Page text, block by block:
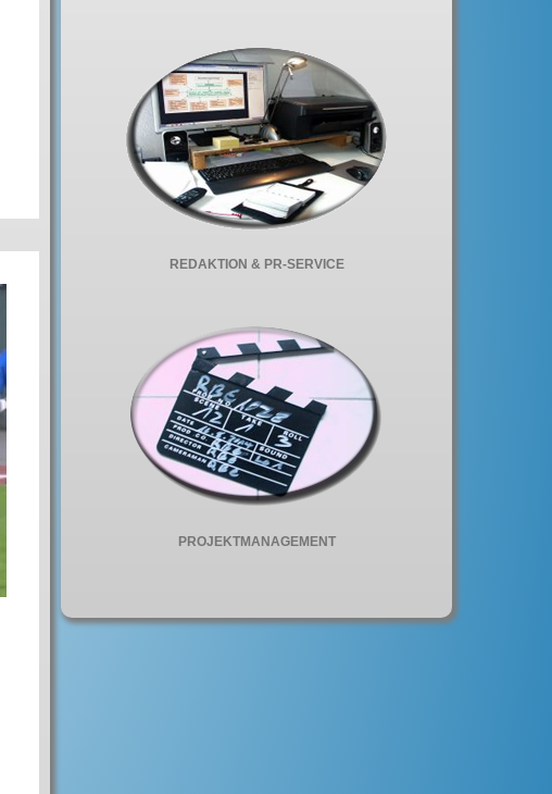
REDAKTION & PR-SERVICE
PROJEKTMANAGEMENT